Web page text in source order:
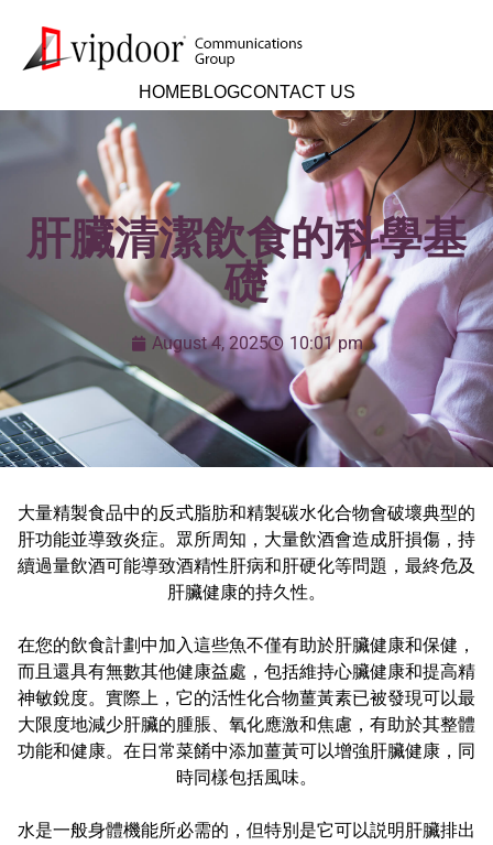
HOMEBLOGCONTACT US
肝臟清潔飲食的科學基
礎
August 4, 2025 10:01 pm
大量精製食品中的反式脂肪和精製碳水化合物會破壞典型的
肝功能並導致炎症。眾所周知，大量飲酒會造成肝損傷，持
續過量飲酒可能導致酒精性肝病和肝硬化等問題，最終危及
肝臟健康的持久性。
在您的飲食計劃中加入這些魚不僅有助於肝臟健康和保健，
而且還具有無數其他健康益處，包括維持心臟健康和提高精
神敏銳度。實際上，它的活性化合物薑黃素已被發現可以最
大限度地減少肝臟的腫脹、氧化應激和焦慮，有助於其整體
功能和健康。在日常菜餚中添加薑黃可以增強肝臟健康，同
時同樣包括風味。
水是一般身體機能所必需的，但特別是它可以説明肝臟排出